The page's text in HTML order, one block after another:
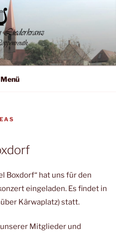
Menü
Boxdorf“ hat uns für den
eingeladen. Es findet in
Kärwaplatz) statt.
Mitglieder und